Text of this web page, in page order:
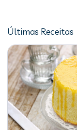
Últimas Receitas